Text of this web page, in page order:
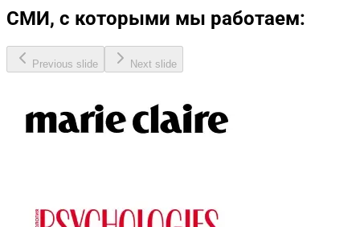
СМИ, с которыми мы работаем:
Previous slide Next slide